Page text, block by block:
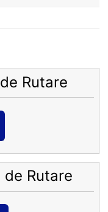
Rutare
Rutare